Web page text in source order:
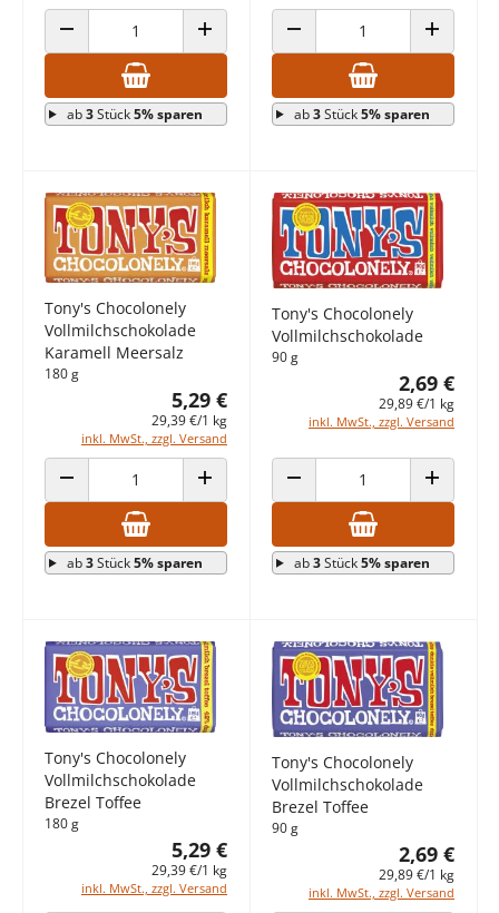
ANZAHL VERRINGERN ANZAHL ERHÖHEN
ab3Stück5% sparen
ANZAHL VERRINGERN ANZAHL
ab3Stück5% sparen
Tony's Chocolonely
Vollmilchschokolade
Karamell Meersalz
180 g
5,29 €
29,39 €/1 kg
inkl. MwSt., zzgl. Versand
ANZAHL VERRINGERN ANZAHL ERHÖHEN
ab3Stück5% sparen
Tony's Chocolonely
Vollmilchschokolade
90 g
2,69 €
29,89 €/1 kg
inkl. MwSt., zzgl. Versand
ANZAHL VERRINGERN ANZAHL
ab3Stück5% sparen
Tony's Chocolonely
Vollmilchschokolade
Brezel Toffee
180 g
5,29 €
29,39 €/1 kg
inkl. MwSt., zzgl. Versand
Tony's Chocolonely
Vollmilchschokolade
Brezel Toffee
90 g
2,69 €
29,89 €/1 kg
inkl. MwSt., zzgl. Versand